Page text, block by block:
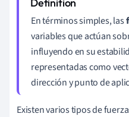
En términos simples, las
variables que actúan
influyendo en su
representadas como
dirección y punto de
Existen varios tipos de